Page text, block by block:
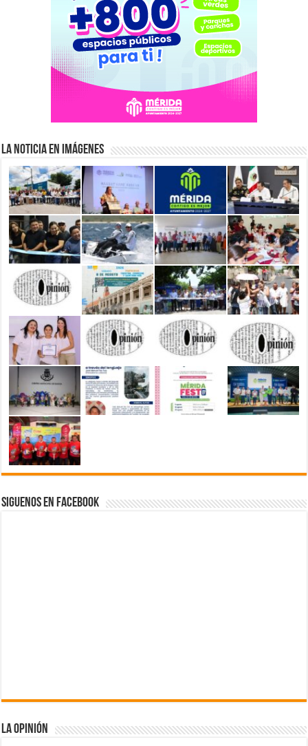
La Noticia en Imágenes
Siguenos en Facebook
La Opinión